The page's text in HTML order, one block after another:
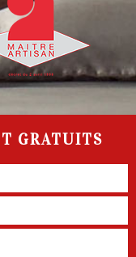
GRATUITS